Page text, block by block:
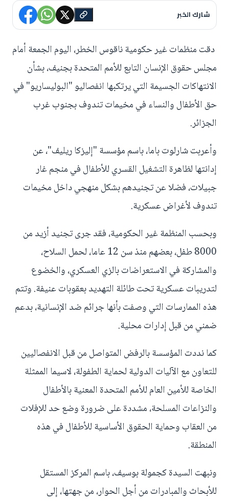
شارك الخبر
دقت منظمات غير حكومية ناقوس الخطر، اليوم الجمعة أمام
مجلس حقوق الإنسان التابع للأمم المتحدة بجنيف، بشأن
الانتهاكات الجسيمة التي يرتكبها انفصاليو "البوليساريو" في
حق الأطفال والنساء في مخيمات تندوف بجنوب غرب
الجزائر.
وأعربت شارلوت باما، باسم مؤسسة "إليزكا ريليف"، عن
إدانتها لظاهرة التشغيل القسري للأطفال في منجم غار
جبيلات، فضلا عن تجنيدهم بشكل منهجي داخل مخيمات
تندوف لأغراض عسكرية.
وبحسب المنظمة غير الحكومية، فقد جرى تجنيد أزيد من
8000 طفل، بعضهم منذ سن 12 عاما، لحمل السلاح،
والمشاركة في الاستعراضات بالزي العسكري، والخضوع
لتدريبات عسكرية تحت طائلة التهديد بعقوبات عنيفة. وتتم
هذه الممارسات التي وصفت بأنها جرائم ضد الإنسانية، بدعم
ضمني من قبل إدارات محلية.
كما نددت المؤسسة بالرفض المتواصل من قبل الانفصاليين
للتعاون مع الآليات الدولية لحماية الطفولة، لاسيما الممثلة
الخاصة للأمين العام للأمم المتحدة المعنية بالأطفال
والنزاعات المسلحة، مشددة على ضرورة وضع حد للإفلات
من العقاب وحماية الحقوق الأساسية للأطفال في هذه
المنطقة.
ونبهت السيدة كجمولة بوسيف، باسم المركز المستقل
للأبحاث والمبادرات من أجل الحوار، من جهتها، إلى